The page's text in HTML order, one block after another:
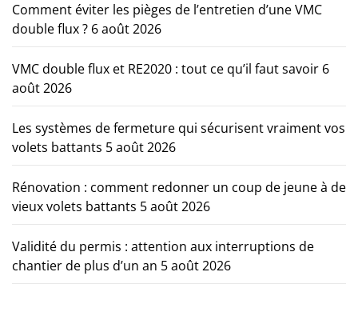
Comment éviter les pièges de l’entretien d’une VMC
double flux ? 6 août 2026
VMC double flux et RE2020 : tout ce qu’il faut savoir 6
août 2026
Les systèmes de fermeture qui sécurisent vraiment vos
volets battants 5 août 2026
Rénovation : comment redonner un coup de jeune à de
vieux volets battants 5 août 2026
Validité du permis : attention aux interruptions de
chantier de plus d’un an 5 août 2026